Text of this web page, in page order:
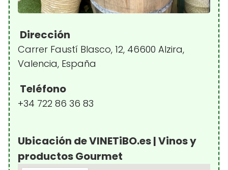
Dirección
Carrer Faustí Blasco, 12, 46600 Alzira,
Valencia, España
Teléfono
+34 722 86 36 83
Ubicación de VINETiBO.es | Vinos y
productos Gourmet